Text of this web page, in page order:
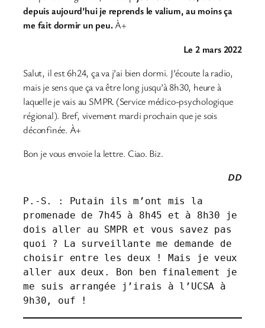
depuis aujourd’hui je reprends le valium, au moins ça
me fait dormir un peu.À+
Le 2 mars 2022
Salut, il est 6h24, ça va j’ai bien dormi. J’écoute la radio,
mais je sens que ça va être long jusqu’à 8h30, heure à
laquelle je vais au SMPR (Service médico-psychologique
régional). Bref, vivement mardi prochain que je sois
déconfinée. À+
Bon je vous envoie la lettre. Ciao. Biz.
DD
P.-S. : Putain ils m’ont mis la
promenade de 7h45 à 8h45 et à 8h30 je
dois aller au SMPR et vous savez pas
quoi ? La surveillante me demande de
choisir entre les deux ! Mais je veux
aller aux deux. Bon ben finalement je
me suis arrangée j’irais à l’UCSA à
9h30, ouf !